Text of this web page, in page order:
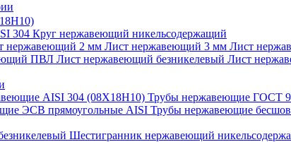
304 Круг нержавеющий никельсодержащий
нержавеющий 2 мм Лист нержавеющий 3 мм Лист
ПВЛ Лист нержавеющий безникелевый Лист
AISI 304 (08Х18Н10) Трубы нержавеющие ГОСТ
ЭСВ прямоугольные AISI Трубы нержавеющие
Шестигранник нержавеющий